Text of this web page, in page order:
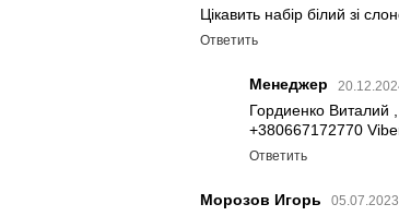
Цікавить набір білий зі
Ответить
Менеджер
Гордиенко Виталий
+380667172770
Ответить
Морозов Игорь